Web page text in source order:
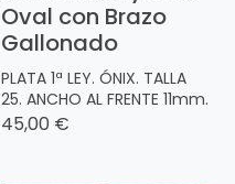
Oval con Brazo
Gallonado
PLATA 1ª LEY. ÓNIX. TALLA
25. ANCHO AL FRENTE 11mm.
45,00 €